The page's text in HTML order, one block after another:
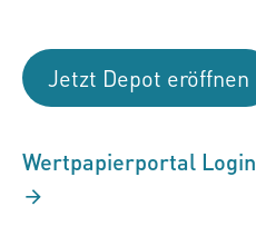
Jetzt Depot eröffnen
Wertpapierportal Login